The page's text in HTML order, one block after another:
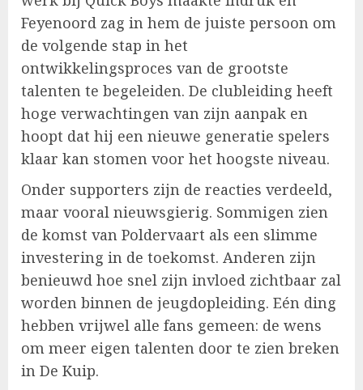
Feyenoord zag in hem de juiste persoon om
de volgende stap in het
ontwikkelingsproces van de grootste
talenten te begeleiden. De clubleiding heeft
hoge verwachtingen van zijn aanpak en
hoopt dat hij een nieuwe generatie spelers
klaar kan stomen voor het hoogste niveau.
Onder supporters zijn de reacties verdeeld,
maar vooral nieuwsgierig. Sommigen zien
de komst van Poldervaart als een slimme
investering in de toekomst. Anderen zijn
benieuwd hoe snel zijn invloed zichtbaar zal
worden binnen de jeugdopleiding. Eén ding
hebben vrijwel alle fans gemeen: de wens
om meer eigen talenten door te zien breken
in De Kuip.